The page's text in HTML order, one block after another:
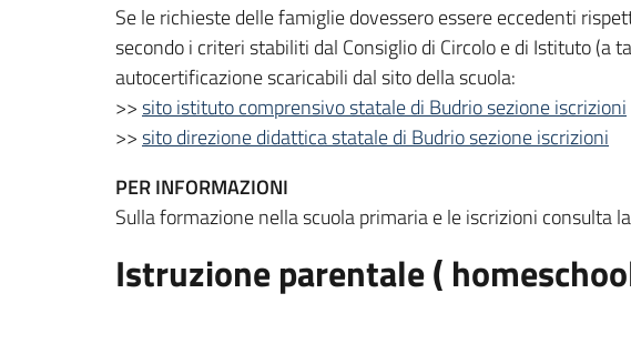
Se le richieste delle famiglie dovessero essere eccedenti
secondo i criteri stabiliti dal Consiglio di Circolo e di Istituto
autocertificazione scaricabili dal sito della scuola:
>>sito istituto comprensivo statale di Budrio sezione iscrizioni
>>sito direzione didattica statale di Budrio sezione iscrizioni
PER INFORMAZIONI
Sulla formazione nella scuola primaria e le iscrizioni consulta la
Istruzione parentale (